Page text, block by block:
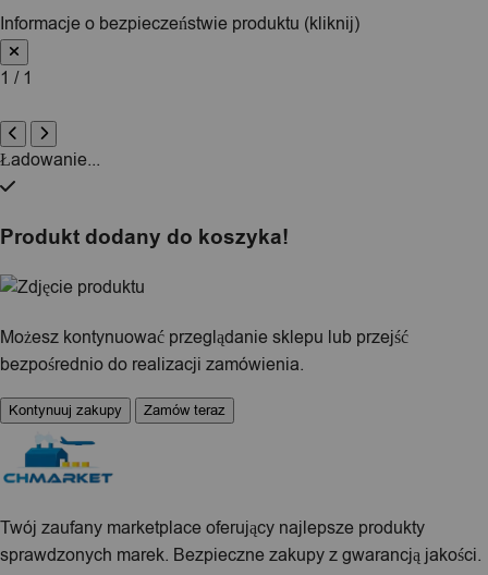
Informacje o bezpieczeństwie produktu (kliknij)
1 / 1
Ładowanie...
Produkt dodany do koszyka!
Możesz kontynuować przeglądanie sklepu lub przejść
bezpośrednio do realizacji zamówienia.
Kontynuuj zakupy Zamów teraz
Twój zaufany marketplace oferujący najlepsze produkty
sprawdzonych marek. Bezpieczne zakupy z gwarancją jakości.